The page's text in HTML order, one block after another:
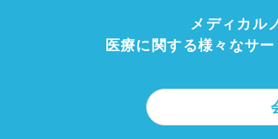
メディカル
医療に関する様々なサ